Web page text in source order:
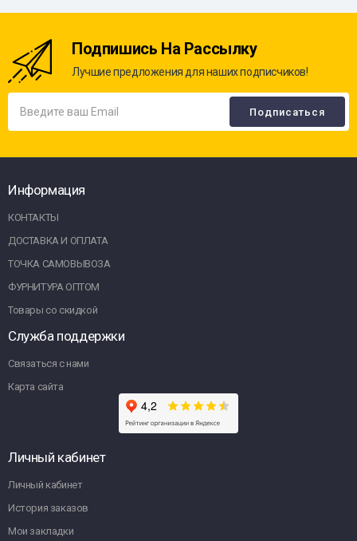
Подпишись На Рассылку
Лучшие предложения для наших подписчиков!
Информация
КОНТАКТЫ
ДОСТАВКА И ОПЛАТА
ТОЧКА САМОВЫВОЗА
ФУРНИТУРА ОПТОМ
Товары со скидкой
Служба поддержки
Связаться с нами
Карта сайта
Личный кабинет
Личный кабинет
История заказов
Мои закладки